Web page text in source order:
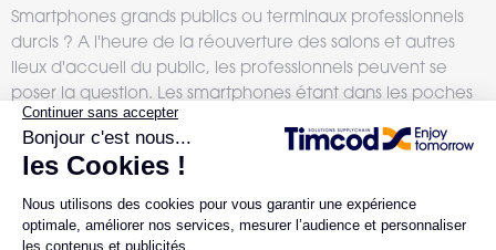
Smartphones grands publics ou terminaux professionnels
durcis ? A l'heure de la réouverture des salons et autres
lieux d'accueil du public, les professionnels peuvent se
poser la question. Les smartphones étant dans les poches
de tous les organisateurs et bénévoles, il pourrait être
tentant de simplement leur demander de télécharger
l'application et de l'utiliser pour scanner les pass sanitaires.
Pourtant, ce n'est pas si simple que cela.